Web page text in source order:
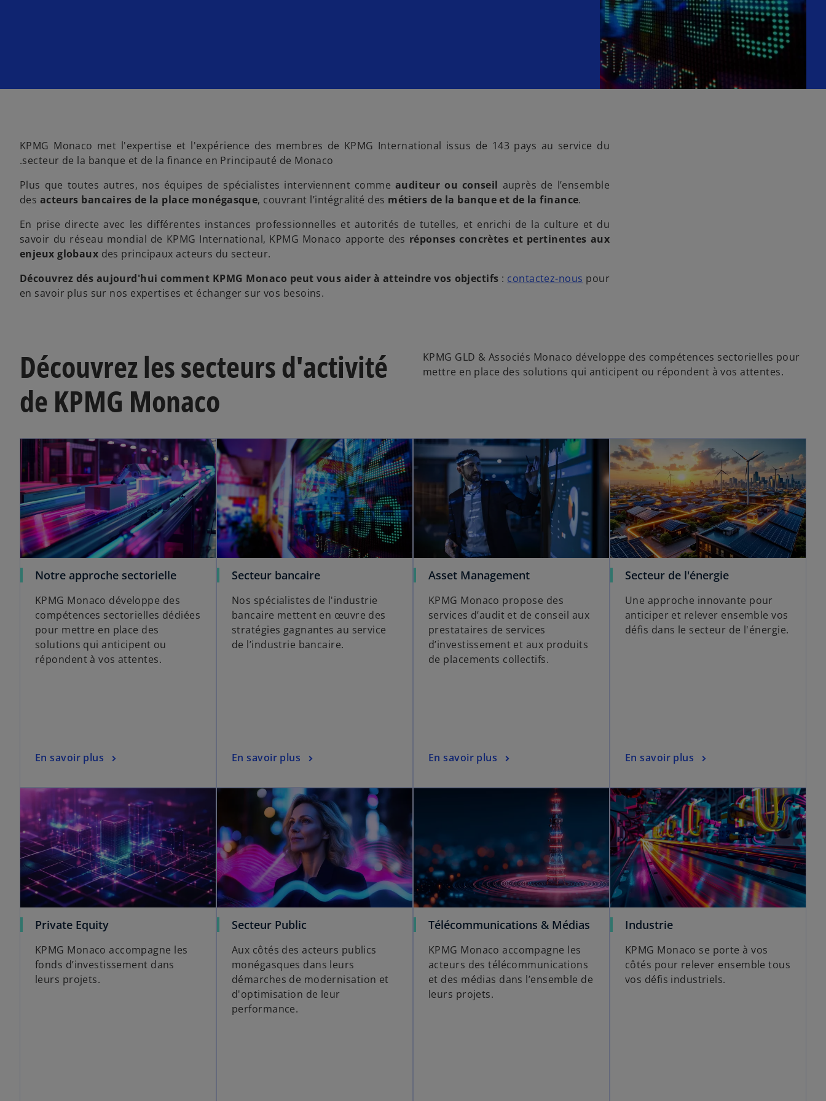
KPMG Monaco met l'expertise et l'expérience des membres de KPMG International issus de 143 pays au service du
.secteur de la banque et de la finance en Principauté de Monaco
Plus que toutes autres, nos équipes de spécialistes interviennent comme auditeur ou conseil auprès de l’ensemble
des acteurs bancaires de la place monégasque, couvrant l’intégralité des métiers de la banque et de la finance.
En prise directe avec les différentes instances professionnelles et autorités de tutelles, et enrichi de la culture et du
savoir du réseau mondial de KPMG International, KPMG Monaco apporte des réponses concrètes et pertinentes aux
enjeux globaux des principaux acteurs du secteur.
Découvrez dés aujourd'hui comment KPMG Monaco peut vous aider à atteindre vos objectifs : contactez-nous pour
en savoir plus sur nos expertises et échanger sur vos besoins.
Découvrez les secteurs d'activité
de KPMG Monaco
KPMG GLD & Associés Monaco développe des compétences sectorielles pour
mettre en place des solutions qui anticipent ou répondent à vos attentes.
Notre approche sectorielle
KPMG Monaco développe des
compétences sectorielles dédiées
pour mettre en place des
solutions qui anticipent ou
répondent à vos attentes.
En savoir plus
Private Equity
KPMG Monaco accompagne les
fonds d’investissement dans
leurs projets.
Secteur bancaire
Nos spécialistes de l'industrie
bancaire mettent en œuvre des
stratégies gagnantes au service
de l’industrie bancaire.
En savoir plus
Secteur Public
Aux côtés des acteurs publics
monégasques dans leurs
démarches de modernisation et
d'optimisation de leur
performance.
Asset Management
KPMG Monaco propose des
services d’audit et de conseil aux
prestataires de services
d’investissement et aux produits
de placements collectifs.
En savoir plus
Télécommunications & Médias
KPMG Monaco accompagne les
acteurs des télécommunications
et des médias dans l’ensemble de
leurs projets.
Secteur de l'énergie
Une approche innovante pour
anticiper et relever ensemble vos
défis dans le secteur de l'énergie.
En savoir plus
Industrie
KPMG Monaco se porte à vos
côtés pour relever ensemble tous
vos défis industriels.